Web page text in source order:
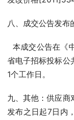
八、成交公告发布
本成交公告在《
省电子招标投标公
1个工作日。
九、其他：供应商
发布之日起7日内